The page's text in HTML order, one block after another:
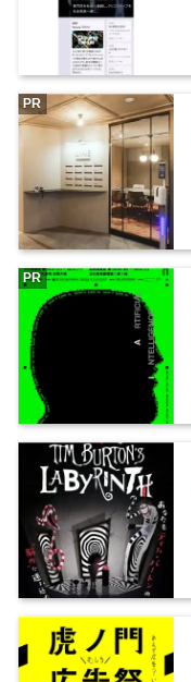
PR
PR